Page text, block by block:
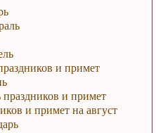
и примет
и примет
и примет на август